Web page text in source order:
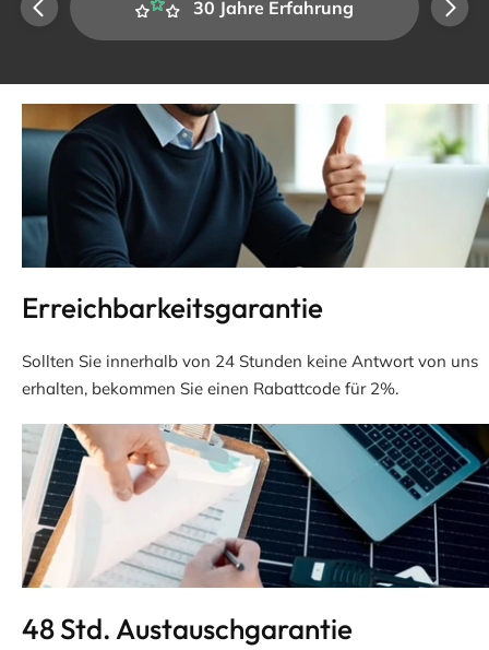
30 Jahre Erfahrung
Erreichbarkeitsgarantie
Sollten Sie innerhalb von 24 Stunden keine Antwort von uns
erhalten, bekommen Sie einen Rabattcode für 2%.
48 Std. Austauschgarantie